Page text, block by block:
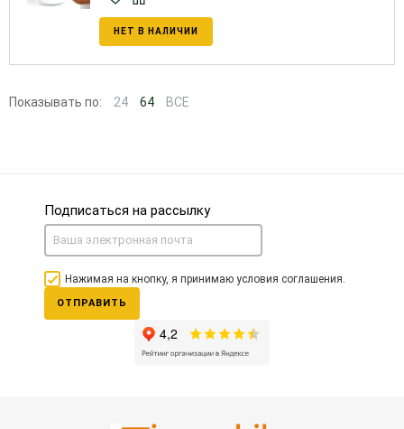
НЕТ В НАЛИЧИИ
Показывать по: 24 64 ВСЕ
Подписаться на рассылку
Нажимая на кнопку, я принимаю условия соглашения.
ОТПРАВИТЬ